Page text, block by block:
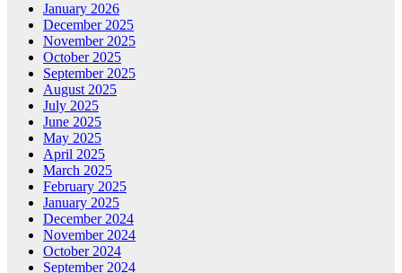
January 2026
December 2025
November 2025
October 2025
September 2025
August 2025
July 2025
June 2025
May 2025
April 2025
March 2025
February 2025
January 2025
December 2024
November 2024
October 2024
September 2024